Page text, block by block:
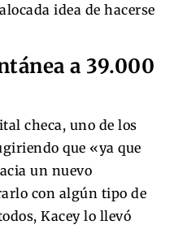
idea de hacerse
a 39.000
checa, uno de los
que «ya que
un nuevo
con algún tipo de
Kacey lo llevó